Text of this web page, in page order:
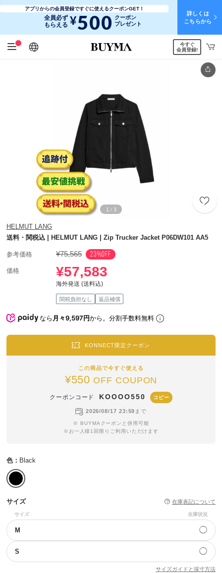
アプリからの会員登録ですぐに使えるクーポンGET！
全員必ず
もらえる ¥500 クーポン
プレゼント
詳しくは
こちらから
日本語
English
简体中文
繁體中文
今すぐ
会員登録!
1 / 3
HELMUT LANG
送料・関税込 | HELMUT LANG | Zip Trucker Jacket P06DW101 AA5
参考価格 ¥75,565 23%OFF
価格 ¥57,583
海外発送 (送料込)
関税負担なし 返品補償
なら月々9,597円から。分割手数料無料
KONNECT限定クーポン
この商品で今すぐ使える
¥550 OFF COUPON
クーポンコード KOOOO550 コピー
2026/08/17 23:59 まで
※ BUYMAクーポンと併用可能
※お一人様1回限りご利用いただけます
色： Black
サイズ 在庫表記について
サイズ 在庫状況
M ◯
S ◯
サイズガイドと採寸方法